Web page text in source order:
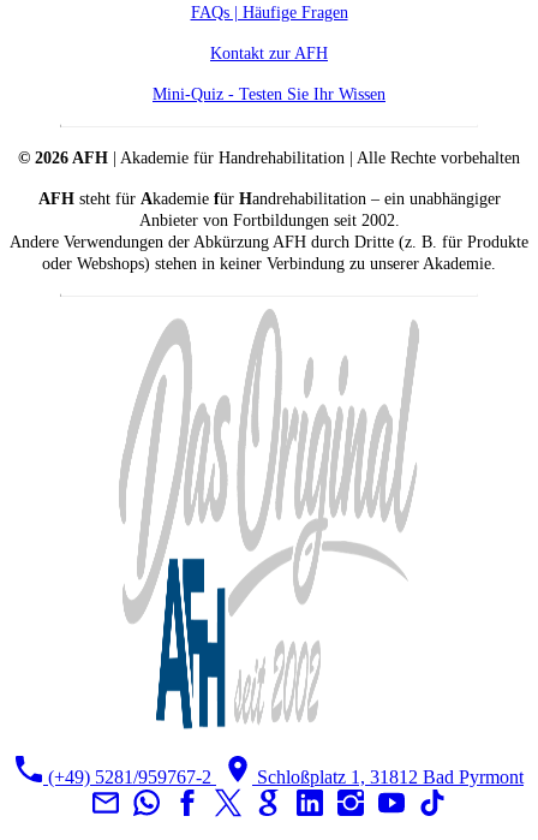
FAQs | Häufige Fragen
Kontakt zur AFH
Mini-Quiz - Testen Sie Ihr Wissen
© 2026 AFH | Akademie für Handrehabilitation | Alle Rechte vorbehalten
AFH steht für Akademie für Handrehabilitation – ein unabhängiger
Anbieter von Fortbildungen seit 2002.
Andere Verwendungen der Abkürzung AFH durch Dritte (z. B. für Produkte
oder Webshops) stehen in keiner Verbindung zu unserer Akademie.
(+49) 5281/959767-2 Schloßplatz 1, 31812 Bad Pyrmont